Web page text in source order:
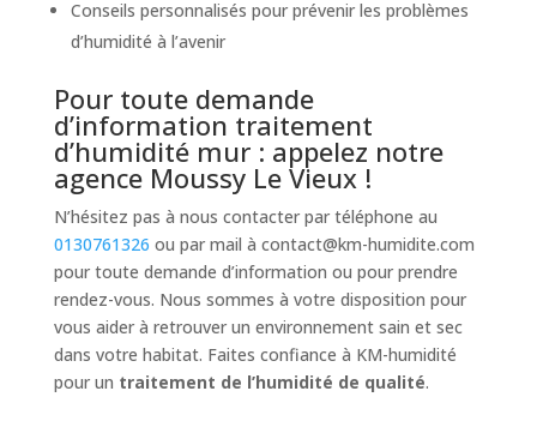
Conseils personnalisés pour prévenir les problèmes
d’humidité à l’avenir
Pour toute demande
d’information traitement
d’humidité mur : appelez notre
agence Moussy Le Vieux !
N’hésitez pas à nous contacter par téléphone au
0130761326 ou par mail à contact@km-humidite.com
pour toute demande d’information ou pour prendre
rendez-vous. Nous sommes à votre disposition pour
vous aider à retrouver un environnement sain et sec
dans votre habitat. Faites confiance à KM-humidité
pour un traitement de l’humidité de qualité.